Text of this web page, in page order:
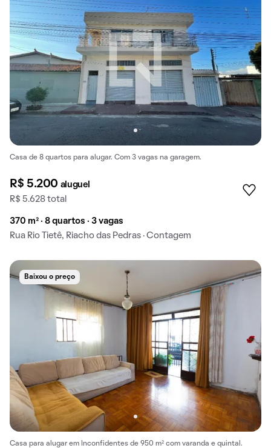
Casa de 8 quartos para alugar. Com 3 vagas na garagem.
R$ 5.200 aluguel
R$ 5.628 total
370 m² · 8 quartos · 3 vagas
Rua Rio Tietê, Riacho das Pedras · Contagem
Baixou o preço
Casa para alugar em Inconfidentes de 950 m² com varanda e quintal.